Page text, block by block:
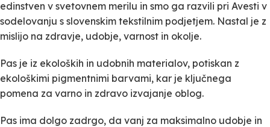
edinstven v svetovnem merilu in smo ga razvili pri Avesti v
sodelovanju s slovenskim tekstilnim podjetjem. Nastal je z
mislijo na zdravje, udobje, varnost in okolje.
Pas je iz ekoloških in udobnih materialov, potiskan z
ekološkimi pigmentnimi barvami, kar je ključnega
pomena za varno in zdravo izvajanje oblog.
Pas ima dolgo zadrgo, da vanj za maksimalno udobje in